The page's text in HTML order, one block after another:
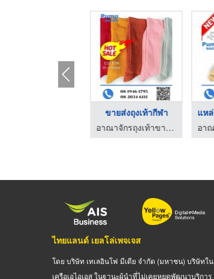
ขายส่งถุงเท้ากีฬา
อาณาจักรถุงเท้าขายส่ง ราคาถูก
ไทยแลนด์ เยลโล่เพจเจส
โดย บริษัท เทเลอินโฟ มีเดีย จำกัด (มหาชน) บริษัทใน
เครือเอไอเอส ในฐานะผู้นำที่ไม่เคยหยุดพัฒนาบริการ